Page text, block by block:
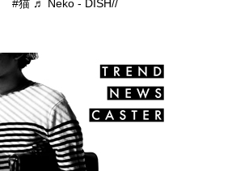
#猫 ♬ Neko - DISH//